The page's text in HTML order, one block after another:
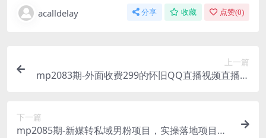
acalldelay 分享 收藏 点赞(0)
上一篇
mp2083期-外面收费299的怀旧QQ直播视频直播间
当天见收益)
下一篇
mp2085期-新媒转私域男粉项目，实操落地项目第